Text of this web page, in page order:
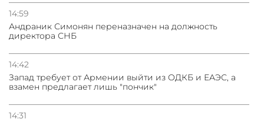
14:59
Андраник Симонян переназначен на должность
директора СНБ
14:42
Запад требует от Армении выйти из ОДКБ и ЕАЭС, а
взамен предлагает лишь "пончик"
14:31